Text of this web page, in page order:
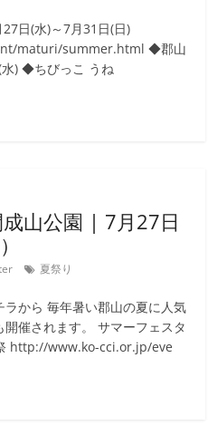
日(水)～7月31日(日)
maturi/summer.html ◆郡山
) ◆ちびっこ うね
山公園 | 7月27日
夏祭り
から 毎年暑い郡山の夏に人気
催されます。 サマーフェスタ
http://www.ko-cci.or.jp/eve